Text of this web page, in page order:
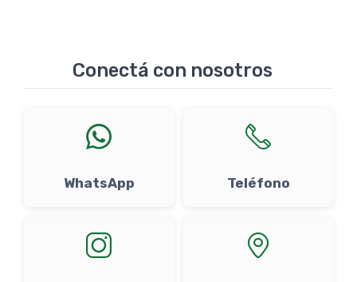
Conectá con nosotros
WhatsApp Teléfono